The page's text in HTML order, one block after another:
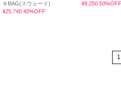
キBAG(スウェード)
¥25,740 40%OFF
¥8,250 50%OFF
1